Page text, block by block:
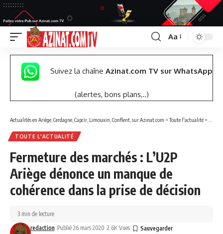
Font
Resizer
Aa
Suivez la chaîne Azinat.com TV sur WhatsApp
(alertes, bons plans,..)
Actualités en Ariège, Cerdagne, Capcir, Limouxin, Conflent, sur Azinat.com >Toute l'actualité >
TOUTE L'ACTUALITÉ
Fermeture des marchés : L’U2P
Ariège dénonce un manque de
cohérence dans la prise de décision
redaction Publié 26 mars 2020 2.6K Vues
3 min de lecture